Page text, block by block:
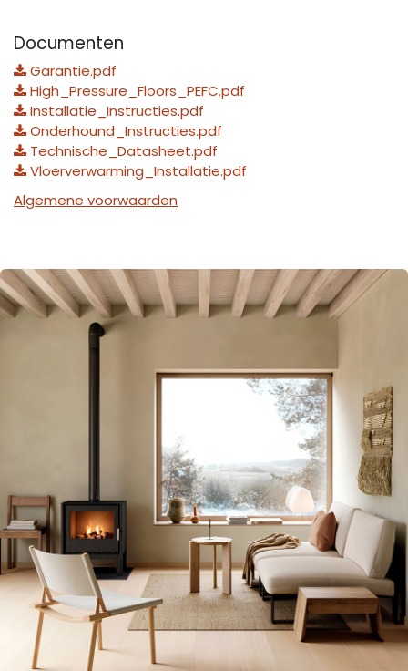
Documenten
Garantie.pdf
High_Pressure_Floors_PEFC.pdf
Installatie_Instructies.pdf
Onderhound_Instructies.pdf
Technische_Datasheet.pdf
Vloerverwarming_Installatie.pdf
Algemene voorwaarden